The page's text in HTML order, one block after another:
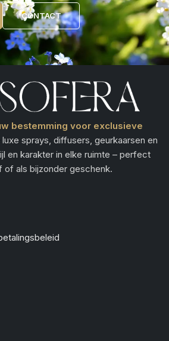
CONTACT
bestemming voor exclusieve
luxe sprays, diffusers, geurkaarsen en
en karakter in elke ruimte – perfect
of als bijzonder geschenk.